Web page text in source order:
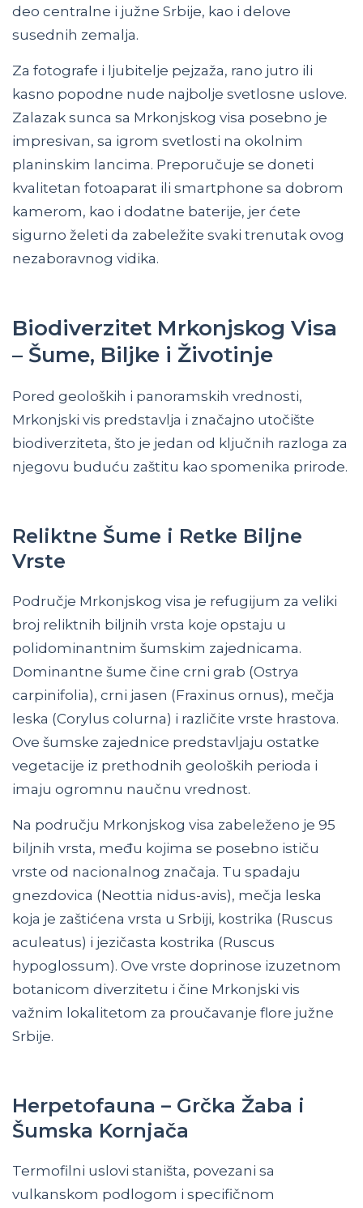
deo centralne i južne Srbije, kao i delove
susednih zemalja.
Za fotografe i ljubitelje pejzaža, rano jutro ili
kasno popodne nude najbolje svetlosne uslove.
Zalazak sunca sa Mrkonjskog visa posebno je
impresivan, sa igrom svetlosti na okolnim
planinskim lancima. Preporučuje se doneti
kvalitetan fotoaparat ili smartphone sa dobrom
kamerom, kao i dodatne baterije, jer ćete
sigurno želeti da zabeležite svaki trenutak ovog
nezaboravnog vidika.
Biodiverzitet Mrkonjskog Visa
– Šume, Biljke i Životinje
Pored geoloških i panoramskih vrednosti,
Mrkonjski vis predstavlja i značajno utočište
biodiverziteta, što je jedan od ključnih razloga za
njegovu buduću zaštitu kao spomenika prirode.
Reliktne Šume i Retke Biljne
Vrste
Područje Mrkonjskog visa je refugijum za veliki
broj reliktnih biljnih vrsta koje opstaju u
polidominantnim šumskim zajednicama.
Dominantne šume čine crni grab (Ostrya
carpinifolia), crni jasen (Fraxinus ornus), mečja
leska (Corylus colurna) i različite vrste hrastova.
Ove šumske zajednice predstavljaju ostatke
vegetacije iz prethodnih geoloških perioda i
imaju ogromnu naučnu vrednost.
Na području Mrkonjskog visa zabeleženo je 95
biljnih vrsta, među kojima se posebno ističu
vrste od nacionalnog značaja. Tu spadaju
gnezdovica (Neottia nidus-avis), mečja leska
koja je zaštićena vrsta u Srbiji, kostrika (Ruscus
aculeatus) i jezičasta kostrika (Ruscus
hypoglossum). Ove vrste doprinose izuzetnom
botanicom diverzitetu i čine Mrkonjski vis
važnim lokalitetom za proučavanje flore južne
Srbije.
Herpetofauna – Grčka Žaba i
Šumska Kornjača
Termofilni uslovi staništa, povezani sa
vulkanskom podlogom i specifičnom